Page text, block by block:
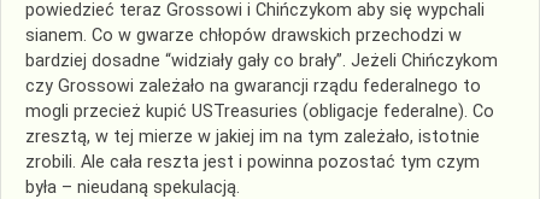
powiedzieć teraz Grossowi i Chińczykom aby się wypchali
sianem. Co w gwarze chłopów drawskich przechodzi w
bardziej dosadne “widziały gały co brały”. Jeżeli Chińczykom
czy Grossowi zależało na gwarancji rządu federalnego to
mogli przecież kupić USTreasuries (obligacje federalne). Co
zresztą, w tej mierze w jakiej im na tym zależało, istotnie
zrobili. Ale cała reszta jest i powinna pozostać tym czym
była – nieudaną spekulacją.